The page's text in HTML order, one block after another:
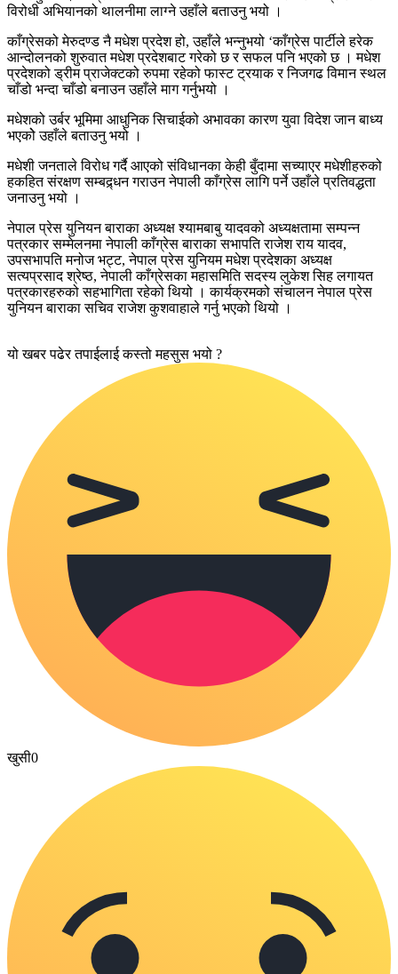
विरोधी अभियानको थालनीमा लाग्ने उहाँले बताउनु भयो ।
काँग्रेसको मेरुदण्ड नै मधेश प्रदेश हो, उहाँले भन्नुभयो ‘काँग्रेस पार्टीले हरेक
आन्दोलनको शुरुवात मधेश प्रदेशबाट गरेको छ र सफल पनि भएको छ । मधेश
प्रदेशको ड्रीम प्राजेक्टको रुपमा रहेको फास्ट ट्रयाक र निजगढ विमान स्थल
चाँडो भन्दा चाँडो बनाउन उहाँले माग गर्नुभयो ।
मधेशको उर्बर भूमिमा आधुनिक सिचाईको अभावका कारण युवा विदेश जान बाध्य
भएकोे उहाँले बताउनु भयो ।
मधेशी जनताले विरोध गर्दै आएको संविधानका केही बुँदामा सच्याएर मधेशीहरुको
हकहित संरक्षण सम्बद्र्धन गराउन नेपाली काँग्रेस लागि पर्ने उहाँले प्रतिवद्धता
जनाउनु भयो ।
नेपाल प्रेस युनियन बाराका अध्यक्ष श्यामबाबु यादवको अध्यक्षतामा सम्पन्न
पत्रकार सम्मेलनमा नेपाली काँग्रेस बाराका सभापति राजेश राय यादव,
उपसभापति मनोज भट्ट, नेपाल प्रेस युनियम मधेश प्रदेशका अध्यक्ष
सत्यप्रसाद श्रेष्ठ, नेपाली काँग्रेसका महासमिति सदस्य लुकेश सिह लगायत
पत्रकारहरुको सहभागिता रहेको थियो । कार्यक्रमको संचालन नेपाल प्रेस
युनियन बाराका सचिव राजेश कुशवाहाले गर्नु भएको थियो ।
यो खबर पढेर तपाईलाई कस्तो महसुस भयो ?
खुसी0